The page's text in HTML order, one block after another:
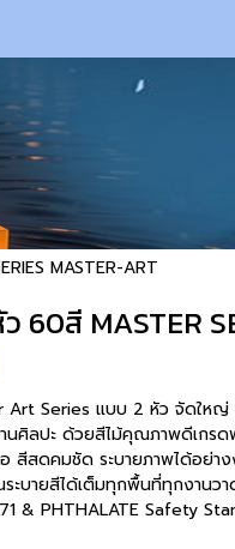
MASTER-ART
60สี MASTER
Art Series แบบ 2 หัว จัดให
นศิลปะ ด้วยสีไม้คุณภาพดีเกร
สีสดคมชัด ระบายภาพได้อย่าง
ระบายสีได้เต็มทุกพื้นที่ทุกงาน
& PHTHALATE Safety